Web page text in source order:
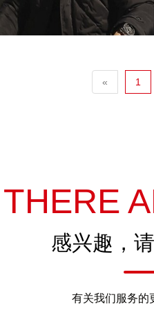
« 1
感兴趣，
有关我们服务的